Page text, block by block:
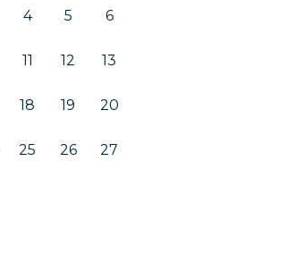
4 5 6
11 12 13
18 19 20
25 26 27